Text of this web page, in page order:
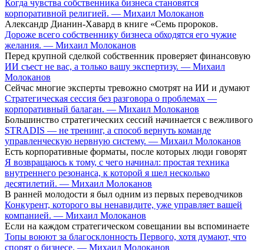
Когда чувства собственника бизнеса становятся
корпоративной религией. — Михаил Молоканов
Александр Дианин-Хавард в книге «Семь пророков.
Дороже всего собственнику бизнеса обходятся его чужие
желания. — Михаил Молоканов
Перед крупной сделкой собственник проверяет финансовую
ИИ съест не вас, а только вашу экспертизу. — Михаил
Молоканов
Сейчас многие эксперты тревожно смотрят на ИИ и думают
Стратегическая сессия без разговора о проблемах —
корпоративный балаган. — Михаил Молоканов
Большинство стратегических сессий начинается с вежливого
STRADIS — не тренинг, а способ вернуть команде
управленческую нервную систему. — Михаил Молоканов
Есть корпоративные форматы, после которых люди говорят
Я возвращаюсь к тому, с чего начинал: простая техника
внутреннего резонанса, к которой я шел несколько
десятилетий. — Михаил Молоканов
В ранней молодости я был одним из первых переводчиков
Конкурент, которого вы ненавидите, уже управляет вашей
компанией. — Михаил Молоканов
Если на каждом стратегическом совещании вы вспоминаете
Топы воюют за благосклонность Первого, хотя думают, что
спорят о бизнесе. — Михаил Молоканов